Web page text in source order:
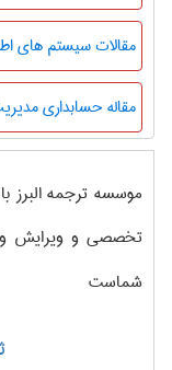
مقالات سیستم های
مقاله حسابداری
موسسه ترجمه البرز
تخصصی و ویرایش و
شماست